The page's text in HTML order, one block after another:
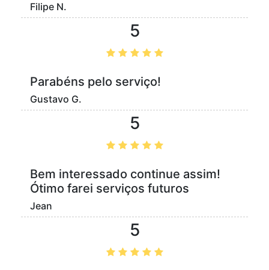
Filipe N.
5
Parabéns pelo serviço!
Gustavo G.
5
Bem interessado continue assim!
Ótimo farei serviços futuros
Jean
5